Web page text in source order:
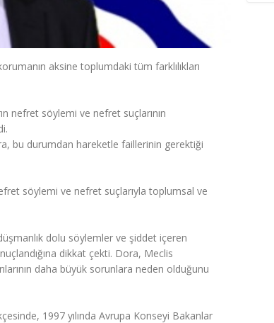
korumanın aksine toplumdaki tüm farklılıkları
nefret söylemi ve nefret suçlarının
bu durumdan hareketle faillerinin gerektiği
söylemi ve nefret suçlarıyla toplumsal ve
dolu söylemler ve şiddet içeren
dikkat çekti. Dora, Meclis
daha büyük sorunlara neden olduğunu
1997 yılında Avrupa Konseyi Bakanlar